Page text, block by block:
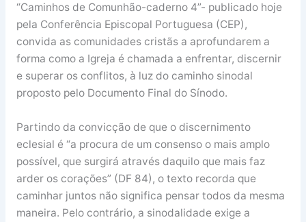
“Caminhos de Comunhão-caderno 4”- publicado hoje
pela Conferência Episcopal Portuguesa (CEP),
convida as comunidades cristãs a aprofundarem a
forma como a Igreja é chamada a enfrentar, discernir
e superar os conflitos, à luz do caminho sinodal
proposto pelo Documento Final do Sínodo.
Partindo da convicção de que o discernimento
eclesial é “a procura de um consenso o mais amplo
possível, que surgirá através daquilo que mais faz
arder os corações” (DF 84), o texto recorda que
caminhar juntos não significa pensar todos da mesma
maneira. Pelo contrário, a sinodalidade exige a